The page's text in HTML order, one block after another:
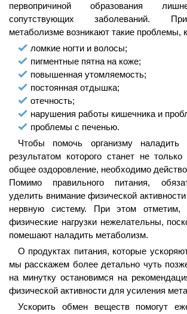
первопричиной образования
сопутствующих заболеваний.
метаболизме возникают такие проблемы,
ломкие ногти и волосы;
пигментные пятна на коже;
повышенная утомляемость;
постоянная отдышка;
отечность;
нарушения работы кишечника и
проблемы с печенью.
Чтобы помочь организму наладить
результатом которого станет не
общее оздоровление, необходимо
Помимо правильного питания,
уделить внимание физической
нервную систему. При этом отметим,
физические нагрузки нежелательны,
помешают наладить метаболизм.
О продуктах питания, которые
мы расскажем более детально чуть
на минутку остановимся на
физической активности для усиления
Ускорить обмен веществ помогут